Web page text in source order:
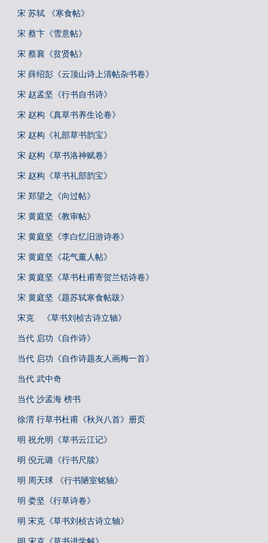
宋 苏轼 《寒食帖》
宋 蔡卞《雪意帖》
宋 蔡襄《贫贤帖》
宋 薛绍彭《云顶山诗上清帖杂书卷》
宋 赵孟坚《行书自书诗》
宋 赵构《真草书养生论卷》
宋 赵构《礼部草书韵宝》
宋 赵构《草书洛神赋卷》
宋 赵构《草书礼部韵宝》
宋 郑望之《向过帖》
宋 黄庭坚《教审帖》
宋 黄庭坚《李白忆旧游诗卷》
宋 黄庭坚《花气薰人帖》
宋 黄庭坚《草书杜甫寄贺兰铦诗卷》
宋 黄庭坚《题苏轼寒食帖跋》
宋克 《草书刘桢古诗立轴》
当代 启功《自作诗》
当代 启功《自作诗题友人画梅一首》
当代 武中奇
当代 沙孟海 榜书
徐渭 行草书杜甫《秋兴八首》册页
明 祝允明《草书云江记》
明 倪元璐《行书尺牍》
明 周天球 《行书陋室铭轴》
明 娄坚《行草诗卷》
明 宋克《草书刘桢古诗立轴》